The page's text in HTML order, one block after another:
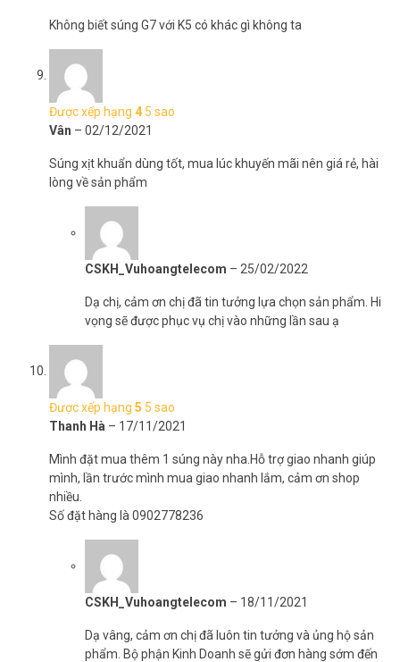
Không biết súng G7 với K5 có khác gì không ta
Được xếp hạng 4 5 sao
Vân – 02/12/2021
Súng xịt khuẩn dùng tốt, mua lúc khuyến mãi nên giá rẻ, hài
lòng về sản phẩm
CSKH_Vuhoangtelecom – 25/02/2022
Dạ chị, cảm ơn chị đã tin tưởng lựa chọn sản phẩm. Hi
vọng sẽ được phục vụ chị vào những lần sau ạ
Được xếp hạng 5 5 sao
Thanh Hà – 17/11/2021
Mình đặt mua thêm 1 súng này nha.Hỗ trợ giao nhanh giúp
mình, lần trước mình mua giao nhanh lắm, cảm ơn shop
nhiều.
Số đặt hàng là 0902778236
CSKH_Vuhoangtelecom – 18/11/2021
Dạ vâng, cảm ơn chị đã luôn tin tưởng và ủng hộ sản
phẩm. Bộ phận Kinh Doanh sẽ gửi đơn hàng sớm đến